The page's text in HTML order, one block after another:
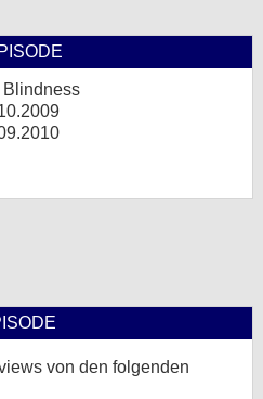
Blindness
von den folgenden